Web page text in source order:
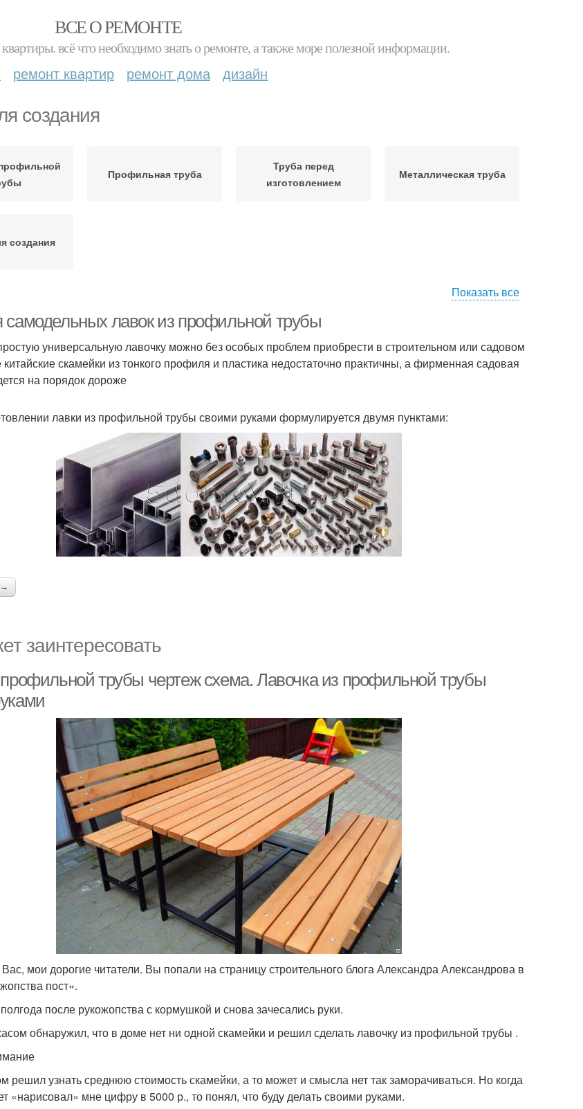
ВСЕ О РЕМОНТЕ
всё что необходимо знать о ремонте, а также море полезной информации.
ремонт квартир ремонт дома дизайн
создания
Профильная труба
Труба перед
изготовлением
Металлическая труба
создания
Показать все
лавок из профильной трубы
универсальную лавочку можно без особых проблем приобрести в строительном или садовом
скамейки из тонкого профиля и пластика недостаточно практичны, а фирменная садовая
на порядок дороже
лавки из профильной трубы своими руками формулируется двумя пунктами:
→
заинтересовать
трубы чертеж схема. Лавочка из профильной трубы
мои дорогие читатели. Вы попали на страницу строительного блога Александра Александрова в
пост«.
после рукожопства с кормушкой и снова зачесались руки.
обнаружил, что в доме нет ни одной скамейки и решил сделать лавочку из профильной трубы .
решил узнать среднюю стоимость скамейки, а то может и смысла нет так заморачиваться. Но когда
«нарисовал» мне цифру в 5000 р., то понял, что буду делать своими руками.